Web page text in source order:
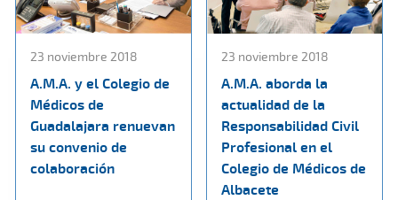
23 noviembre 2018
A.M.A. y el Colegio de
Médicos de
Guadalajara renuevan
su convenio de
colaboración
23 noviembre 2018
A.M.A. aborda la
actualidad de la
Responsabilidad Civil
Profesional en el
Colegio de Médicos de
Albacete